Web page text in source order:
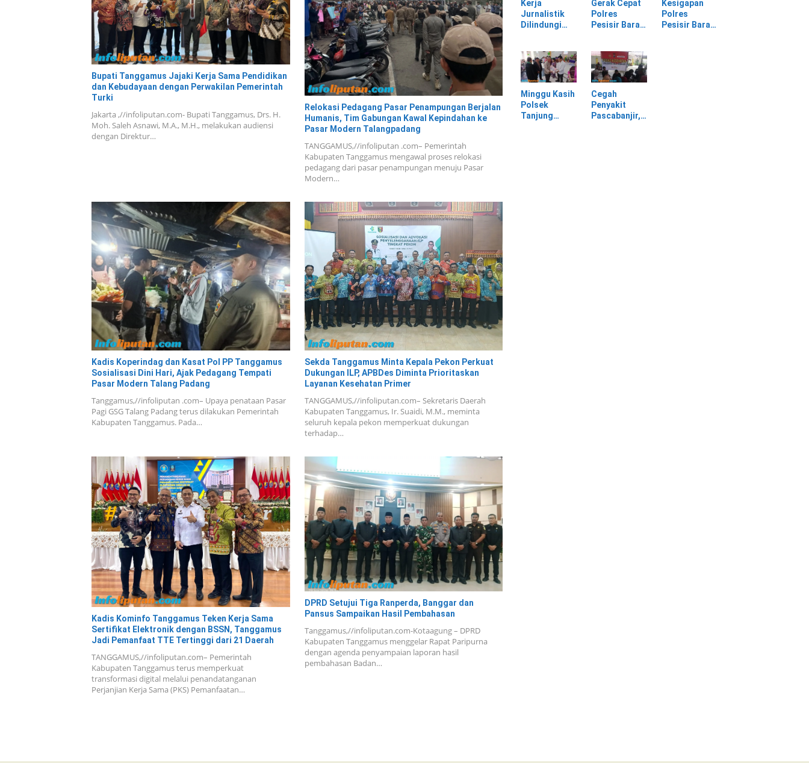
Bupati Tanggamus Jajaki Kerja Sama Pendidikan
dan Kebudayaan dengan Perwakilan Pemerintah
Turki
Jakarta ,//infoliputan.com- Bupati Tanggamus, Drs. H.
Moh. Saleh Asnawi, M.A., M.H., melakukan audiensi
dengan Direktur…
Relokasi Pedagang Pasar Penampungan Berjalan
Humanis, Tim Gabungan Kawal Kepindahan ke
Pasar Modern Talangpadang
TANGGAMUS,//infoliputan .com– Pemerintah
Kabupaten Tanggamus mengawal proses relokasi
pedagang dari pasar penampungan menuju Pasar
Modern…
Kadis Koperindag dan Kasat Pol PP Tanggamus
Sosialisasi Dini Hari, Ajak Pedagang Tempati
Pasar Modern Talang Padang
Tanggamus,//infoliputan .com– Upaya penataan Pasar
Pagi GSG Talang Padang terus dilakukan Pemerintah
Kabupaten Tanggamus. Pada…
Sekda Tanggamus Minta Kepala Pekon Perkuat
Dukungan ILP, APBDes Diminta Prioritaskan
Layanan Kesehatan Primer
TANGGAMUS,//infoliputan.com– Sekretaris Daerah
Kabupaten Tanggamus, Ir. Suaidi, M.M., meminta
seluruh kepala pekon memperkuat dukungan
terhadap…
Kadis Kominfo Tanggamus Teken Kerja Sama
Sertifikat Elektronik dengan BSSN, Tanggamus
Jadi Pemanfaat TTE Tertinggi dari 21 Daerah
TANGGAMUS,//infoliputan.com– Pemerintah
Kabupaten Tanggamus terus memperkuat
transformasi digital melalui penandatanganan
Perjanjian Kerja Sama (PKS) Pemanfaatan…
DPRD Setujui Tiga Ranperda, Banggar dan
Pansus Sampaikan Hasil Pembahasan
Tanggamus,//infoliputan.com-Kotaagung – DPRD
Kabupaten Tanggamus menggelar Rapat Paripurna
dengan agenda penyampaian laporan hasil
pembahasan Badan…
Kerja
Jurnalistik
Dilindungi
Kekerasan di
Kawasan PT
IMIP
Gerak Cepat
Polres
Pesisir Barat
Kekerasan
Dalam Rumah
Tangga di
Pasar Kota
Krui
Kesigapan
Polres
Pesisir Barat
Minggu Kasih
Polsek
Tanjung
Cegah
Penyakit
Pascabanjir,